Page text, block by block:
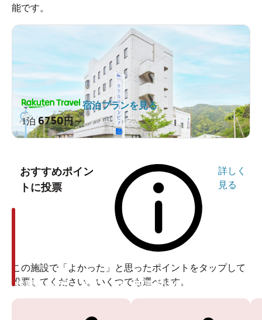
能です。
1泊 6750円～
宿泊プランを見る
おすすめポイン
トに投票
詳しく
見る
この施設で「よかった」と思ったポイントをタップして
投票してください。いくつでも選べます。
投票ありがとうございます 投票ありがとうございます